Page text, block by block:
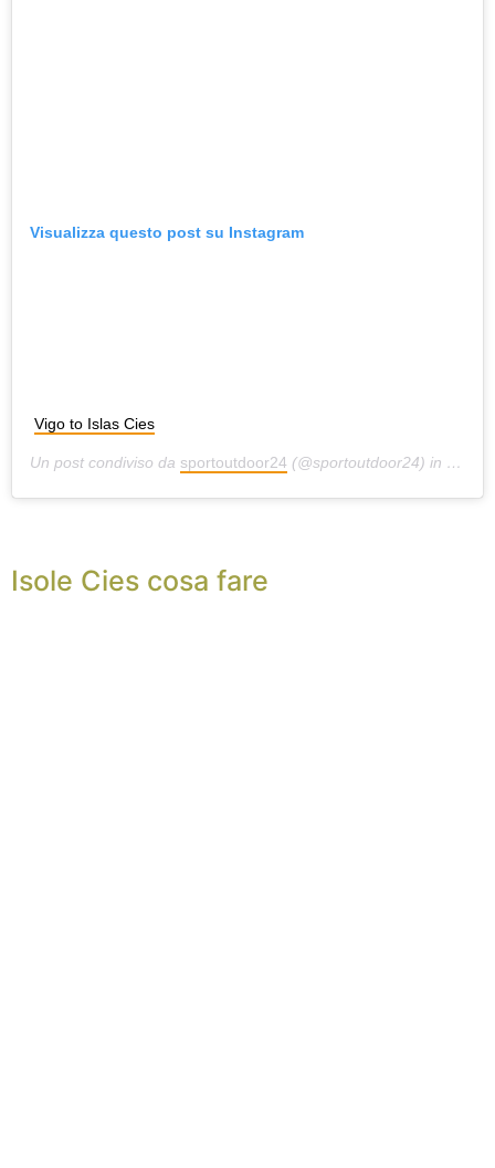
Visualizza questo post su Instagram
Vigo to Islas Cies
Un post condiviso da sportoutdoor24 (@sportoutdoor24) in data:
Isole Cies cosa fare